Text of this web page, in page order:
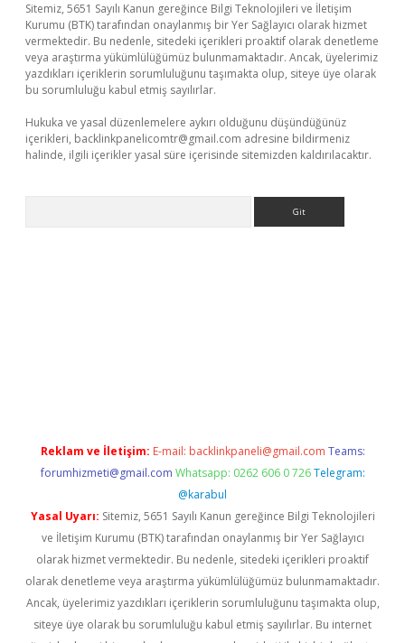
Sitemiz, 5651 Sayılı Kanun gereğince Bilgi Teknolojileri ve İletişim
Kurumu (BTK) tarafından onaylanmış bir Yer Sağlayıcı olarak hizmet
vermektedir. Bu nedenle, sitedeki içerikleri proaktif olarak denetleme
veya araştırma yükümlülüğümüz bulunmamaktadır. Ancak, üyelerimiz
yazdıkları içeriklerin sorumluluğunu taşımakta olup, siteye üye olarak
bu sorumluluğu kabul etmiş sayılırlar.
Hukuka ve yasal düzenlemelere aykırı olduğunu düşündüğünüz
içerikleri, backlinkpanelicomtr@gmail.com adresine bildirmeniz
halinde, ilgili içerikler yasal süre içerisinde sitemizden kaldırılacaktır.
Reklam ve İletişim: E-mail: backlinkpaneli@gmail.com Teams:
forumhizmeti@gmail.com Whatsapp: 0262 606 0 726 Telegram:
@karabul
Yasal Uyarı: Sitemiz, 5651 Sayılı Kanun gereğince Bilgi Teknolojileri
ve İletişim Kurumu (BTK) tarafından onaylanmış bir Yer Sağlayıcı
olarak hizmet vermektedir. Bu nedenle, sitedeki içerikleri proaktif
olarak denetleme veya araştırma yükümlülüğümüz bulunmamaktadır.
Ancak, üyelerimiz yazdıkları içeriklerin sorumluluğunu taşımakta olup,
siteye üye olarak bu sorumluluğu kabul etmiş sayılırlar. Bu internet